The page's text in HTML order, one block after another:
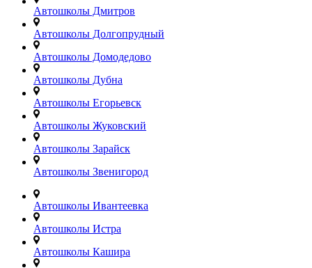
Автошколы Дмитров
Автошколы Долгопрудный
Автошколы Домодедово
Автошколы Дубна
Автошколы Егорьевск
Автошколы Жуковский
Автошколы Зарайск
Автошколы Звенигород
Автошколы Ивантеевка
Автошколы Истра
Автошколы Кашира